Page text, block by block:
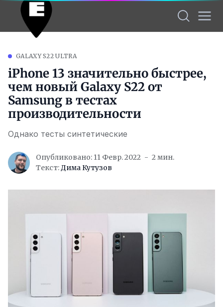
GALAXY S22 ULTRA
iPhone 13 значительно быстрее,
чем новый Galaxy S22 от
Samsung в тестах
производительности
Однако тесты синтетические
Опубликовано: 11 Февр. 2022
2 мин.
Текст:Дима Кутузов